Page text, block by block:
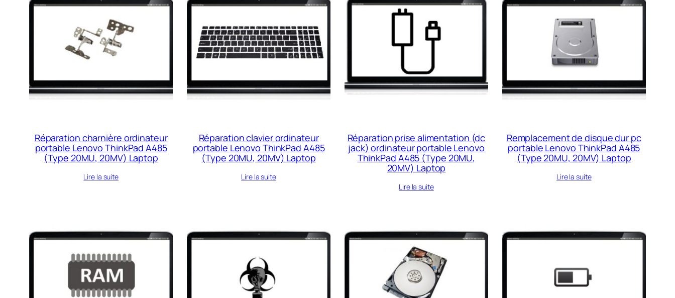
Réparation charnière ordinateur
portable Lenovo ThinkPad A485
(Type 20MU, 20MV) Laptop
Lire la suite
Réparation clavier ordinateur
portable Lenovo ThinkPad A485
(Type 20MU, 20MV) Laptop
Lire la suite
Réparation prise alimentation (dc
jack) ordinateur portable Lenovo
ThinkPad A485 (Type 20MU,
20MV) Laptop
Lire la suite
Remplacement de disque dur pc
portable Lenovo ThinkPad A485
(Type 20MU, 20MV) Laptop
Lire la suite